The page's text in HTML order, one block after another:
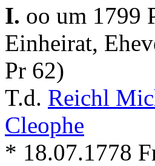
I. oo um 1799
Einheirat,
Pr 62)
T.d. Reichl
Cleophe
* 18.07.1778